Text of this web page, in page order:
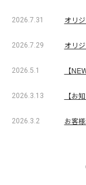
2026.7.31 オリ
2026.7.29 オリ
2026.5.1 【
2026.3.13 【お
2026.3.2 お客